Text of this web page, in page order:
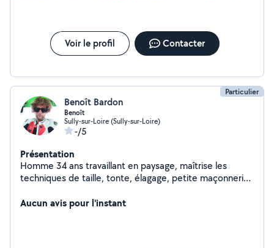
Voir le profil Contacter
Particulier
Benoît Bardon
Benoît
Sully-sur-Loire (Sully-sur-Loire)
-/5
Présentation
Homme 34 ans travaillant en paysage, maîtrise les
techniques de taille, tonte, élagage, petite maçonnerie
mécanique moto et motoculture. Je peux aussi louer du
Aucun avis pour l'instant